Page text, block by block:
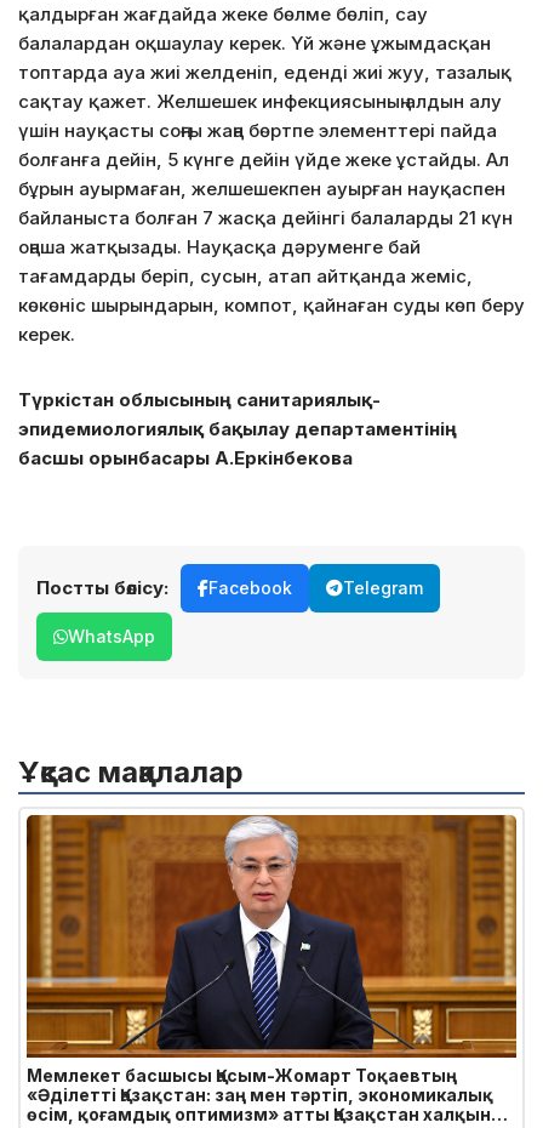
қалдырған жағдайда жеке бөлме бөліп, сау
балалардан оқшаулау керек. Үй және ұжымдасқан
топтарда ауа жиі желденіп, еденді жиі жуу, тазалық
сақтау қажет. Желшешек инфекциясының алдын алу
үшін науқасты соңғы жаңа бөртпе элементтері пайда
болғанға дейін, 5 күнге дейін үйде жеке ұстайды. Ал
бұрын ауырмаған, желшешекпен ауырған науқаспен
байланыста болған 7 жасқа дейінгі балаларды 21 күн
оңаша жатқызады. Науқасқа дәруменге бай
тағамдарды беріп, сусын, атап айтқанда жеміс,
көкөніс шырындарын, компот, қайнаған суды көп беру
керек.
Түркістан облысының санитариялық-
эпидемиологиялық бақылау департаментінің
басшы орынбасары А.Еркінбекова
Постты бөлісу: Facebook Telegram
WhatsApp
Ұқсас мақалалар
Мемлекет басшысы Қасым-Жомарт Тоқаевтың
«Әділетті Қазақстан: заң мен тәртіп, экономикалық
өсім, қоғамдық оптимизм» атты Қазақстан халқына